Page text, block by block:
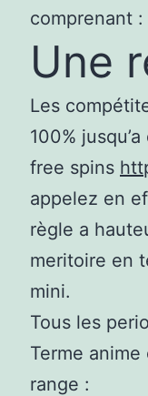
comprenant :
Une
Les
100%
free spins
appelez en
règle a
meritoire en
mini.
Tous les
Terme
range :